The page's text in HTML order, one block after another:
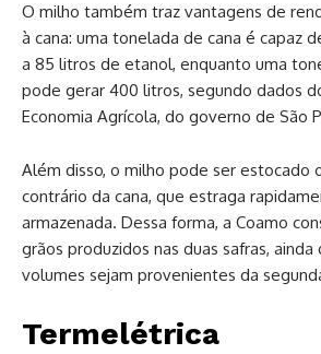
O milho também traz vantagens de
à cana: uma tonelada de cana é capaz
a 85 litros de etanol, enquanto uma
pode gerar 400 litros, segundo dados
Economia Agrícola, do governo de São
Além disso, o milho pode ser estocado
contrário da cana, que estraga
armazenada. Dessa forma, a Coamo
grãos produzidos nas duas safras, ainda
volumes sejam provenientes da
Termelétrica